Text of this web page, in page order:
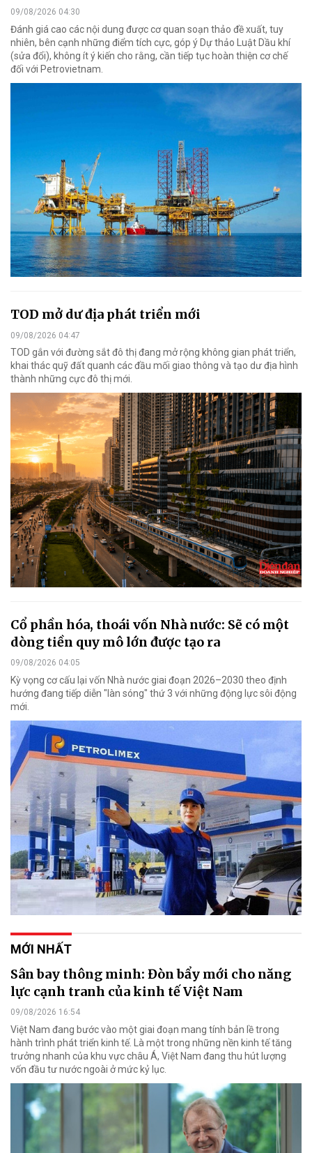
09/08/2026 04:30
Đánh giá cao các nội dung được cơ quan soạn thảo đề xuất, tuy
nhiên, bên cạnh những điểm tích cực, góp ý Dự thảo Luật Dầu khí
(sửa đổi), không ít ý kiến cho rằng, cần tiếp tục hoàn thiện cơ chế
đối với Petrovietnam.
TOD mở dư địa phát triển mới
09/08/2026 04:47
TOD gắn với đường sắt đô thị đang mở rộng không gian phát triển,
khai thác quỹ đất quanh các đầu mối giao thông và tạo dư địa hình
thành những cực đô thị mới.
Cổ phần hóa, thoái vốn Nhà nước: Sẽ có một
dòng tiền quy mô lớn được tạo ra
09/08/2026 04:05
Kỳ vọng cơ cấu lại vốn Nhà nước giai đoạn 2026–2030 theo định
hướng đang tiếp diễn "làn sóng" thứ 3 với những động lực sôi động
mới.
MỚI NHẤT
Sân bay thông minh: Đòn bẩy mới cho năng
lực cạnh tranh của kinh tế Việt Nam
09/08/2026 16:54
Việt Nam đang bước vào một giai đoạn mang tính bản lề trong
hành trình phát triển kinh tế. Là một trong những nền kinh tế tăng
trưởng nhanh của khu vực châu Á, Việt Nam đang thu hút lượng
vốn đầu tư nước ngoài ở mức kỷ lục.